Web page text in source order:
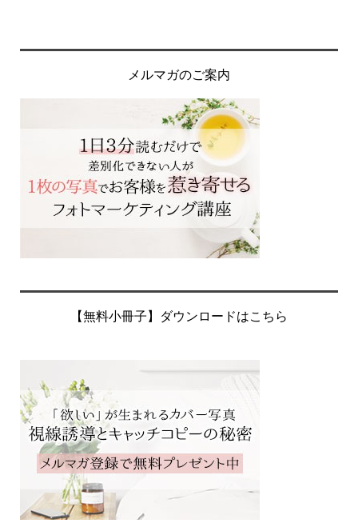
メルマガのご案内
【無料小冊子】ダウンロードはこちら